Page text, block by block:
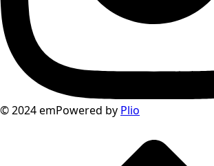
© 2024 emPowered by Plio